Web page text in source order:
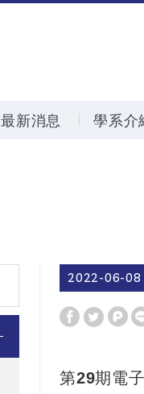
最新消息 學系介
2022-06-08
第29期電